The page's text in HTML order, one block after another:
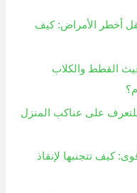
أخطر الأمراض: كيف
القطط والكلاب
على عناكب المنزل
كيف تتجنبها لإنقاذ